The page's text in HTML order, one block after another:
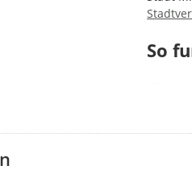
So
oder